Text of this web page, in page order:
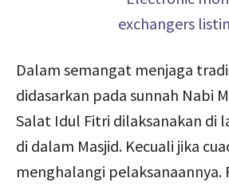
Dalam semangat menjaga
didasarkan pada sunnah Nabi
Salat Idul Fitri dilaksanakan di
di dalam Masjid. Kecuali jika
menghalangi pelaksanaannya.